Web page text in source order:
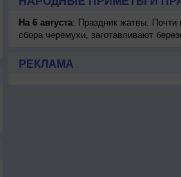
На 6 августа: Праздник жатвы. Почти
сбора черемухи, заготавливают
РЕКЛАМА